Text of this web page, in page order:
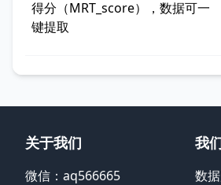
得分（MRT_score），数据可一
键提取
关于我们
微信：aq566665
我
数